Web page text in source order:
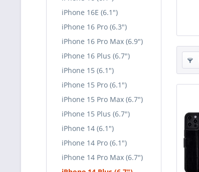
iPhone 16E (6.1")
iPhone 16 Pro (6.3")
iPhone 16 Pro Max (6.9")
iPhone 16 Plus (6.7")
iPhone 15 (6.1")
iPhone 15 Pro (6.1")
iPhone 15 Pro Max (6.7")
iPhone 15 Plus (6.7")
iPhone 14 (6.1")
iPhone 14 Pro (6.1")
iPhone 14 Pro Max (6.7")